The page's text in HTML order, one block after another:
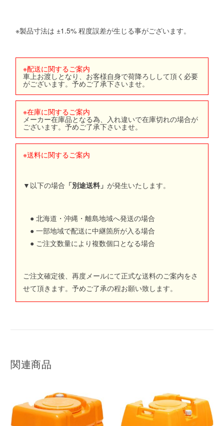
※製品寸法は ±1.5% 程度誤差が生じる事がございます。
※配送に関するご案内
車上お渡しとなり、お客様自身で荷降ろしして頂く必要
がございます。予めご了承下さいませ。
※在庫に関するご案内
メーカー在庫品となる為、入れ違いで在庫切れの場合が
ございます。予めご了承下さいませ。
※送料に関するご案内
▼以下の場合 「別途送料」 が発生いたします。
● 北海道・沖縄・離島地域へ発送の場合
● 一部地域で配送に中継箇所が入る場合
● ご注文数量により複数個口となる場合
ご注文確定後、再度メールにて正式な送料のご案内をさ
せて頂きます。予めご了承の程お願い致します。
関連商品